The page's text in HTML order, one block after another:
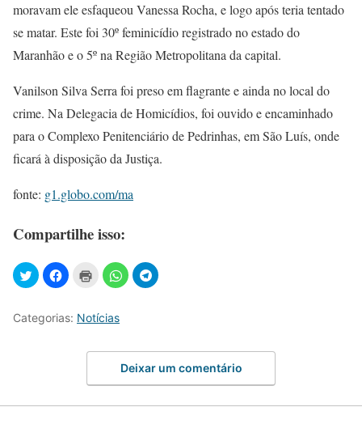
moravam ele esfaqueou Vanessa Rocha, e logo após teria tentado
se matar. Este foi 30º feminicídio registrado no estado do
Maranhão e o 5º na Região Metropolitana da capital.
Vanilson Silva Serra foi preso em flagrante e ainda no local do
crime. Na Delegacia de Homicídios, foi ouvido e encaminhado
para o Complexo Penitenciário de Pedrinhas, em São Luís, onde
ficará à disposição da Justiça.
fonte: g1.globo.com/ma
Compartilhe isso:
Categorias: Notícias
Deixar um comentário